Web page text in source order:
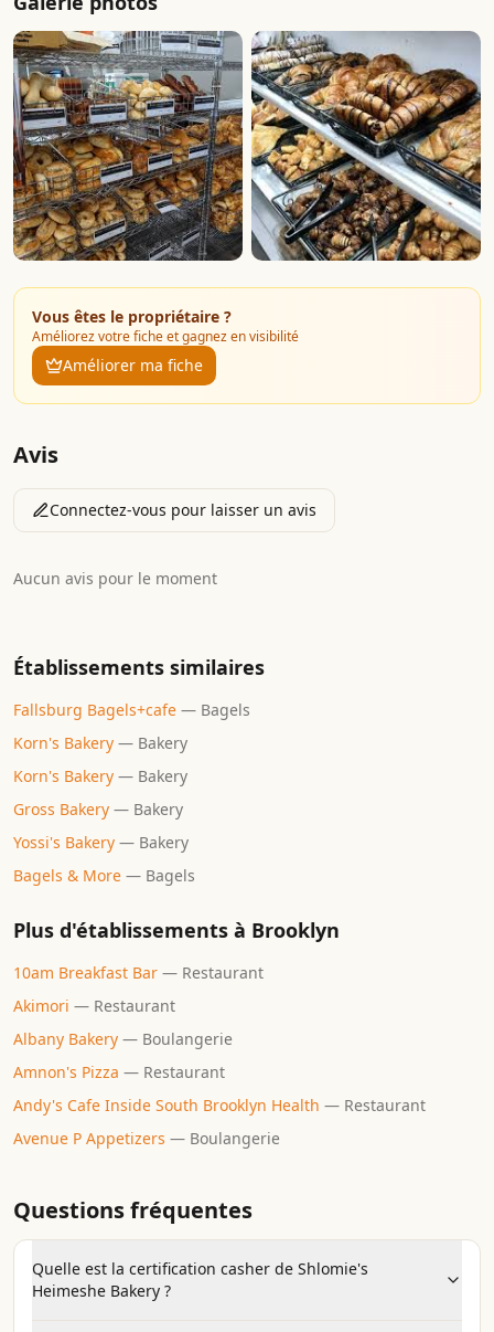
Vous êtes le propriétaire ?
Améliorez votre fiche et gagnez en visibilité
Améliorer ma fiche
Avis
Connectez-vous pour laisser un avis
Aucun avis pour le moment
Établissements similaires
Fallsburg Bagels+cafe — Bagels
Korn's Bakery — Bakery
Korn's Bakery — Bakery
Gross Bakery — Bakery
Yossi's Bakery — Bakery
Bagels & More — Bagels
Plus d'établissements à Brooklyn
10am Breakfast Bar — Restaurant
Akimori — Restaurant
Albany Bakery — Boulangerie
Amnon's Pizza — Restaurant
Andy's Cafe Inside South Brooklyn Health — Restaurant
Avenue P Appetizers — Boulangerie
Questions fréquentes
Quelle est la certification casher de Shlomie's
Heimeshe Bakery ?